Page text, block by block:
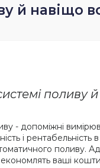
й навіщо
поливу
- допоміжні
і
поливу.
ваші